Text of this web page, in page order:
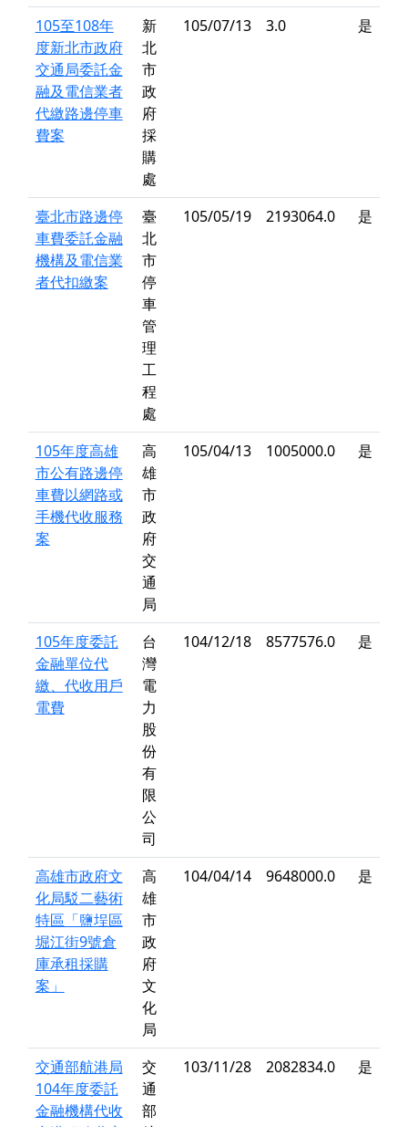
105至108年
度新北市政府
交通局委託金
融及電信業者
代繳路邊停車
費案
新
北
市
政
府
採
購
處
105/07/13 3.0 是
臺北市路邊停
車費委託金融
機構及電信業
者代扣繳案
臺
北
市
停
車
管
理
工
程
處
105/05/19 2193064.0 是
105年度高雄
市公有路邊停
車費以網路或
手機代收服務
案
高
雄
市
政
府
交
通
局
105/04/13 1005000.0 是
105年度委託
金融單位代
繳、代收用戶
電費
台
灣
電
力
股
份
有
限
公
司
104/12/18 8577576.0 是
高雄市政府文
化局駁二藝術
特區「鹽埕區
堀江街9號倉
庫承租採購
案」
高
雄
市
政
府
文
化
局
104/04/14 9648000.0 是
交通部航港局
104年度委託
金融機構代收
交
通
部
103/11/28 2082834.0 是